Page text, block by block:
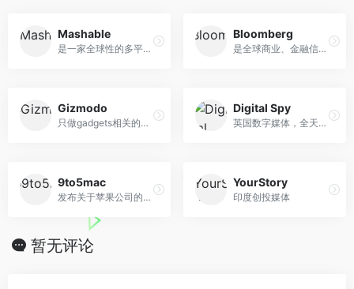
Mashable
是一家全球性的多平台媒体和娱乐公司
Bloomberg
是全球商业、金融信息和财经资讯的领先提供商
Gizmodo
只做gadgets相关的新闻
Digital Spy
英国数字媒体，全天候更新电视、电影、名人、娱乐、游戏和科技新闻
9to5mac
发布关于苹果公司的爆炸性头条
YourStory
印度创投媒体
暂无评论